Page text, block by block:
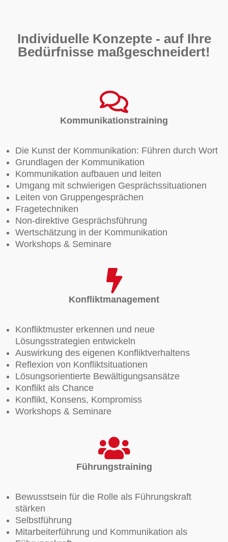
Individuelle Konzepte - auf Ihre
Bedürfnisse maßgeschneidert!
Kommunikationstraining
Die Kunst der Kommunikation: Führen durch Wort
Grundlagen der Kommunikation
Kommunikation aufbauen und leiten
Umgang mit schwierigen Gesprächssituationen
Leiten von Gruppengesprächen
Fragetechniken
Non-direktive Gesprächsführung
Wertschätzung in der Kommunikation
Workshops & Seminare
Konfliktmanagement
Konfliktmuster erkennen und neue
Lösungsstrategien entwickeln
Auswirkung des eigenen Konfliktverhaltens
Reflexion von Konfliktsituationen
Lösungsorientierte Bewältigungsansätze
Konflikt als Chance
Konflikt, Konsens, Kompromiss
Workshops & Seminare
Führungstraining
Bewusstsein für die Rolle als Führungskraft
stärken
Selbstführung
Mitarbeiterführung und Kommunikation als